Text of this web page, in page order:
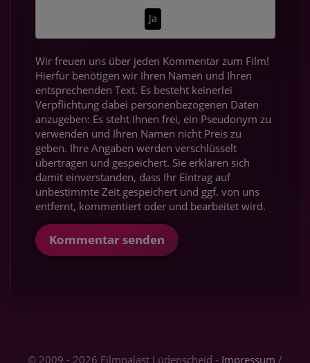
Ja
Wir freuen uns über jeden Kommentar zum Film!
Hierfür benötigen wir Ihren Namen und Ihren
entsprechenden Text. Es besteht keinerlei
Verpflichtung dabei personenbezogenen Daten
anzugeben: Es steht Ihnen frei, ein Pseudonym zu
verwenden und Ihren Namen nicht Preis zu
geben. Ihre Angaben werden verschlüsselt
übertragen und gespeichert. Sie erklären sich
damit einverstanden, dass Ihr Eintrag auf
unbestimmte Zeit gespeichert und ggf. von uns
entfernt, kommentiert oder und bearbeitet wird.
Kommentar senden
© 2009 - 2026 Filmpalast Lüdenscheid - Impressum /